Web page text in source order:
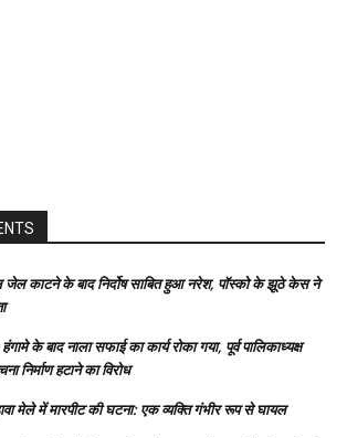
जेल काटने के बाद निर्दोष साबित हुआ नरेश, पॉस्को के झूठे केस ने
हंगामे के बाद नाला सफाई का कार्य रोका गया, पूर्व पालिकाध्यक्ष
निर्माण हटाने का विरोध
मेले में मारपीट की घटना: एक व्यक्ति गंभीर रूप से घायल